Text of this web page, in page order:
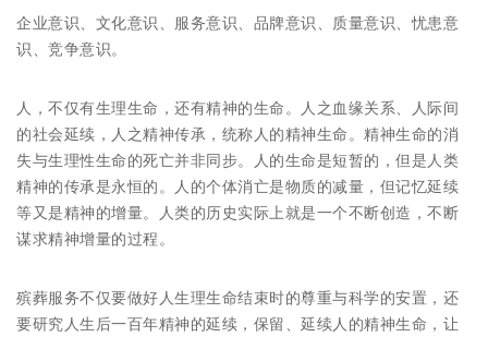
企业意识、文化意识、服务意识、品牌意识、质量意识、忧患意
识、竞争意识。
人，不仅有生理生命，还有精神的生命。人之血缘关系、人际间
的社会延续，人之精神传承，统称人的精神生命。精神生命的消
失与生理性生命的死亡并非同步。人的生命是短暂的，但是人类
精神的传承是永恒的。人的个体消亡是物质的减量，但记忆延续
等又是精神的增量。人类的历史实际上就是一个不断创造，不断
谋求精神增量的过程。
殡葬服务不仅要做好人生理生命结束时的尊重与科学的安置，还
要研究人生后一百年精神的延续，保留、延续人的精神生命，让